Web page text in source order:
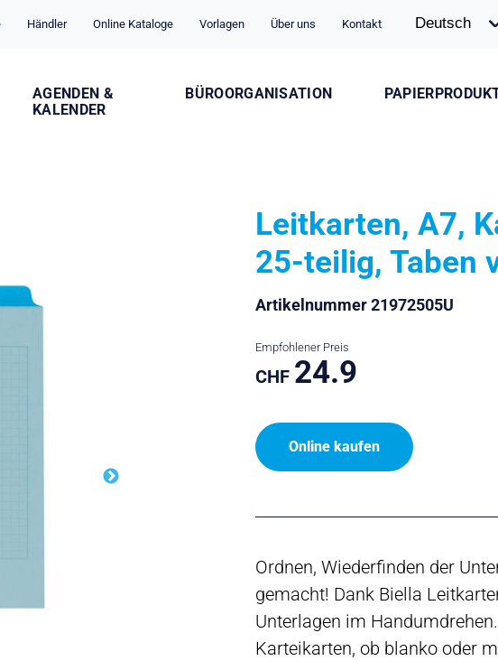
Händler Online Kataloge Vorlagen Über uns Kontakt
BÜROORGANISATION
AGENDEN &
KALENDER
Leitkarten, A7,
25-teilig, Taben
Artikelnummer 21972505U
Empfohlener Preis
CHF 24.9
Online kaufen
Ordnen, Wiederfinden der
gemacht! Dank Biella
Unterlagen im
Karteikarten, ob blanko oder